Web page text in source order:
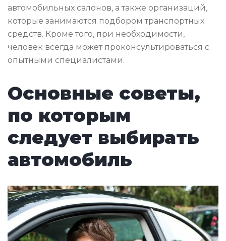
автомобильных салонов, а также организаций,
которые занимаются подбором транспортных
средств. Кроме того, при необходимости,
человек всегда может проконсультироваться с
опытными специалистами.
Основные советы,
по которым
следует выбирать
автомобиль